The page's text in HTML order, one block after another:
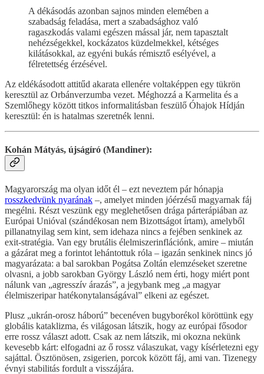
A dékásodás azonban sajnos minden elemében a
szabadság feladása, mert a szabadsághoz való
ragaszkodás valami egészen mással jár, nem tapasztalt
nehézségekkel, kockázatos küzdelmekkel, kétséges
kilátásokkal, az egyéni bukás rémisztő esélyével, a
félretettség érzésével.
Az eldékásodott attitűd akarata ellenére voltaképpen egy tükrön
keresztül az Orbánverzumba vezet. Méghozzá a Karmelita és a
Szemlőhegy között titkos informalitásban feszülő Óhajok Hídján
keresztül: én is hatalmas szeretnék lenni.
Kohán Mátyás, újságíró (Mandiner):
Magyarország ma olyan időt él – ezt neveztem pár hónapja
rosszkedvünk nyarának –, amelyet minden jóérzésű magyarnak fáj
megélni. Részt veszünk egy meglehetősen drága párterápiában az
Európai Unióval (szándékosan nem Bizottságot írtam), amelyből
pillanatnyilag sem kint, sem idehaza nincs a fejében senkinek az
exit-stratégia. Van egy brutális élelmiszerinflációnk, amire – miután
a gázárat meg a forintot lehántottuk róla – igazán senkinek nincs jó
magyarázata: a bal sarokban Pogátsa Zoltán elemzéseket szeretne
olvasni, a jobb sarokban György László nem érti, hogy miért pont
nálunk van „agresszív árazás”, a jegybank meg „a magyar
élelmiszeripar hatékonytalanságával” elkeni az egészet.
Plusz „ukrán-orosz háború” becenéven bugyborékol köröttünk egy
globális kataklizma, és világosan látszik, hogy az európai fősodor
erre rossz választ adott. Csak az nem látszik, mi okozna nekünk
kevesebb kárt: elfogadni az ő rossz válaszukat, vagy kísérletezni egy
sajáttal. Ösztönösen, zsigerien, porcok között fáj, ami van. Tizenegy
évnyi stabilitás fordult a visszájára.